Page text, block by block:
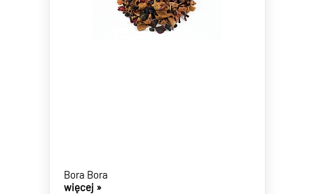
Bora Bora
więcej »